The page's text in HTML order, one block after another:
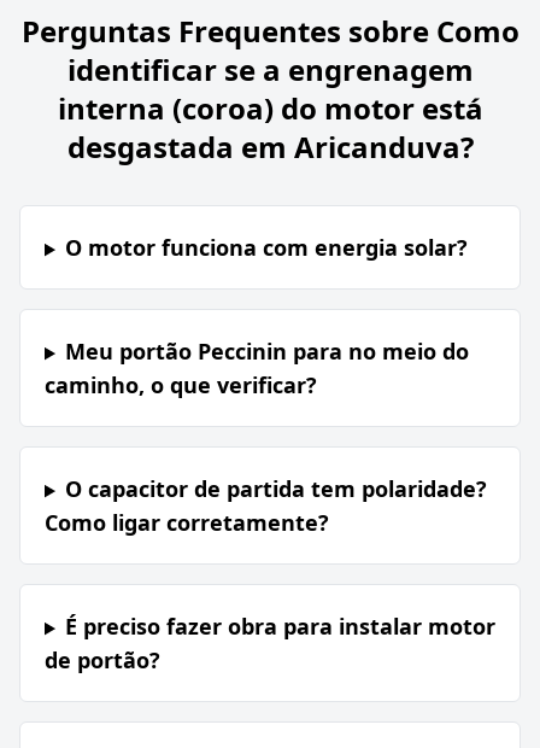
Perguntas Frequentes sobre Como
identificar se a engrenagem
interna (coroa) do motor está
desgastada em Aricanduva?
O motor funciona com energia solar?
Meu portão Peccinin para no meio do
caminho, o que verificar?
O capacitor de partida tem polaridade?
Como ligar corretamente?
É preciso fazer obra para instalar motor
de portão?